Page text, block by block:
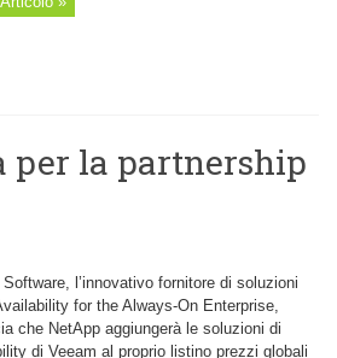
per la partnership
Software, l’innovativo fornitore di soluzioni
for the Always-On Enterprise,
che NetApp aggiungerà le soluzioni di
di Veeam al proprio listino prezzi globali